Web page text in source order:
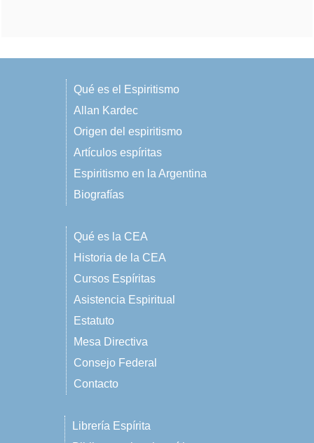
Qué es el Espiritismo
Allan Kardec
Origen del espiritismo
Artículos espíritas
Espiritismo en la Argentina
Biografías
Qué es la CEA
Historia de la CEA
Cursos Espíritas
Asistencia Espiritual
Estatuto
Mesa Directiva
Consejo Federal
Contacto
Librería Espírita